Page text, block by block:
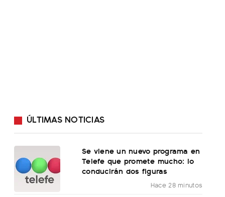
ÚLTIMAS NOTICIAS
Se viene un nuevo programa en
Telefe que promete mucho: lo
conducirán dos figuras
Hace 28 minutos